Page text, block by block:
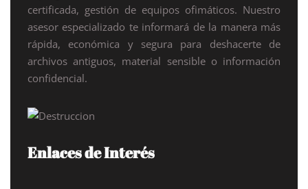
certificada, gestión de equipos ofimáticos. Nuestro
asesor especializado te informará de la manera más
rápida, económica y segura para deshacerte de
archivos antiguos, material sensible o información
confidencial.
Enlaces de Interés